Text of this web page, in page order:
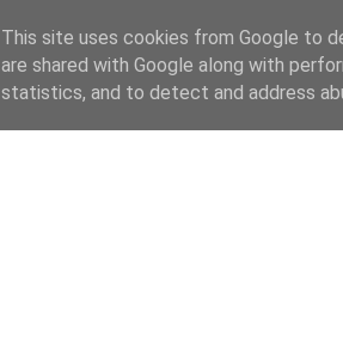
This site uses cookies from Google to
are shared with Google along with
statistics, and to detect and address